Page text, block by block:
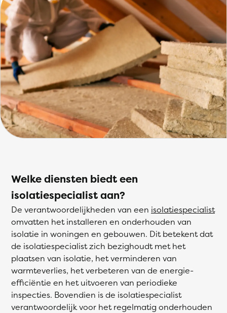
Welke diensten biedt een
isolatiespecialist aan?
De verantwoordelijkheden van een isolatiespecialist
omvatten het installeren en onderhouden van
isolatie in woningen en gebouwen. Dit betekent dat
de isolatiespecialist zich bezighoudt met het
plaatsen van isolatie, het verminderen van
warmteverlies, het verbeteren van de energie-
efficiëntie en het uitvoeren van periodieke
inspecties. Bovendien is de isolatiespecialist
verantwoordelijk voor het regelmatig onderhouden